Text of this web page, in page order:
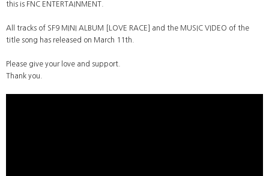
this is FNC ENTERTAINMENT.
All tracks of SF9 MINI ALBUM [LOVE RACE] and the MUSIC VIDEO of the
title song has released on March 11th.
Please give your love and support.
Thank you.